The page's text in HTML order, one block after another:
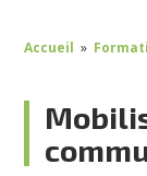
Accueil »